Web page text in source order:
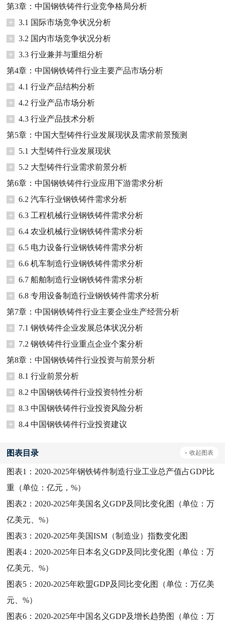
第3章：中国钢铁铸件行业竞争格局分析
+
3.1 国际市场竞争状况分析
+
3.2 国内市场竞争状况分析
+
3.3 行业兼并与重组分析
第4章：中国钢铁铸件行业主要产品市场分析
+
4.1 行业产品结构分析
+
4.2 行业产品市场分析
+
4.3 行业产品技术分析
第5章：中国大型铸件行业发展现状及需求前景预测
+
5.1 大型铸件行业发展现状
+
5.2 大型铸件行业需求前景分析
第6章：中国钢铁铸件行业应用下游需求分析
+
6.2 汽车行业钢铁铸件需求分析
+
6.3 工程机械行业钢铁铸件需求分析
+
6.4 农业机械行业钢铁铸件需求分析
+
6.5 电力设备行业钢铁铸件需求分析
+
6.6 机车制造行业钢铁铸件需求分析
+
6.7 船舶制造行业钢铁铸件需求分析
+
6.8 专用设备制造行业钢铁铸件需求分析
第7章：中国钢铁铸件行业主要企业生产经营分析
+
7.1 钢铁铸件企业发展总体状况分析
+
7.2 钢铁铸件行业重点企业个案分析
第8章：中国钢铁铸件行业投资与前景分析
+
8.1 行业前景分析
+
8.2 中国钢铁铸件行业投资特性分析
+
8.3 中国钢铁铸件行业投资风险分析
+
8.4 中国钢铁铸件行业投资建议
图表目录 - 收起图表
图表1： 2020-2025年钢铁铸件制造行业工业总产值占GDP比
重（单位：亿元，%）
图表2： 2020-2025年美国名义GDP及同比变化图（单位：万
亿美元、%）
图表3： 2020-2025年美国ISM（制造业）指数变化图
图表4： 2020-2025年日本名义GDP及同比变化图（单位：万
亿美元、%）
图表5： 2020-2025年欧盟GDP及同比变化图（单位：万亿美
元、%）
图表6： 2020-2025年中国名义GDP及增长趋势图（单位：万